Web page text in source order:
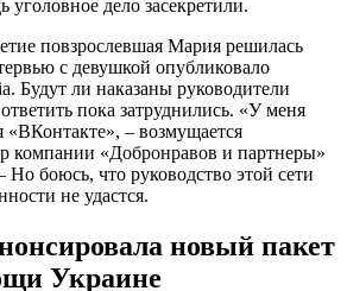
уголовное дело засекретили.
повзрослевшая Мария решилась
с девушкой опубликовало
Будут ли наказаны руководители
пока затруднились. «У меня
«ВКонтакте», – возмущается
компании «Добронравов и партнеры»
боюсь, что руководство этой сети
не удастся.
новый пакет
Украине